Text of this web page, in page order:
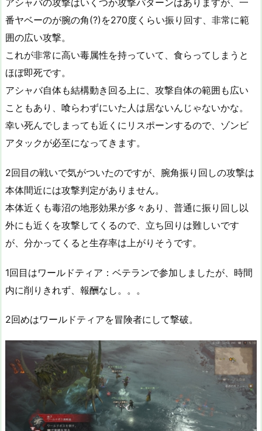
アシャバの攻撃はいくつか攻撃パターンはありますが、一
番ヤベーのが腕の角(?)を270度くらい振り回す、非常に範
囲の広い攻撃。
これが非常に高い毒属性を持っていて、食らってしまうと
ほぼ即死です。
アシャバ自体も結構動き回る上に、攻撃自体の範囲も広い
こともあり、喰らわずにいた人は居ないんじゃないかな。
幸い死んでしまっても近くにリスポーンするので、ゾンビ
アタックが必至になってきます。
2回目の戦いで気がついたのですが、腕角振り回しの攻撃は
本体間近には攻撃判定がありません。
本体近くも毒沼の地形効果が多々あり、普通に振り回し以
外にも近くを攻撃してくるので、立ち回りは難しいです
が、分かってくると生存率は上がりそうです。
1回目はワールドティア：ベテランで参加しましたが、時間
内に削りきれず、報酬なし。。。
2回めはワールドティアを冒険者にして撃破。